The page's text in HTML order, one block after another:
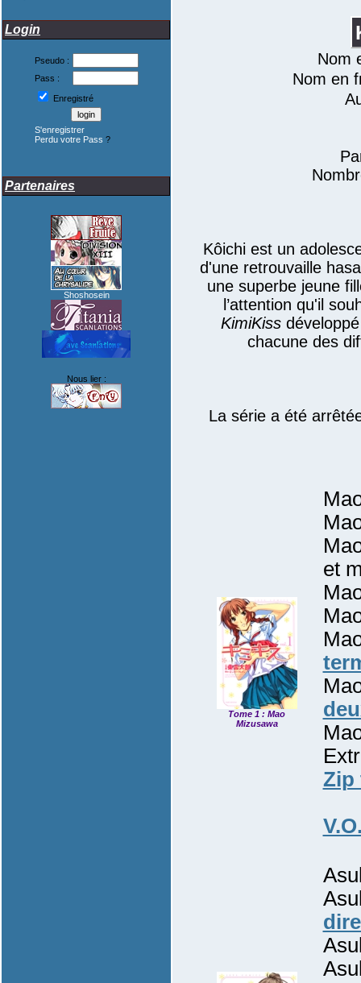
Login
Pseudo :
Pass :
Enregistré
S'enregistrer
Perdu votre Pass ?
Partenaires
Shoshosein
Nous lier :
Nom
Nom en
Kôichi est un
d'une retrouvaille
une superbe jeune
l’attention qu'il
KimiKissdéveloppé
chacune des
La série a été
Tome 1 : Mao
Mizusawa
et
Zip